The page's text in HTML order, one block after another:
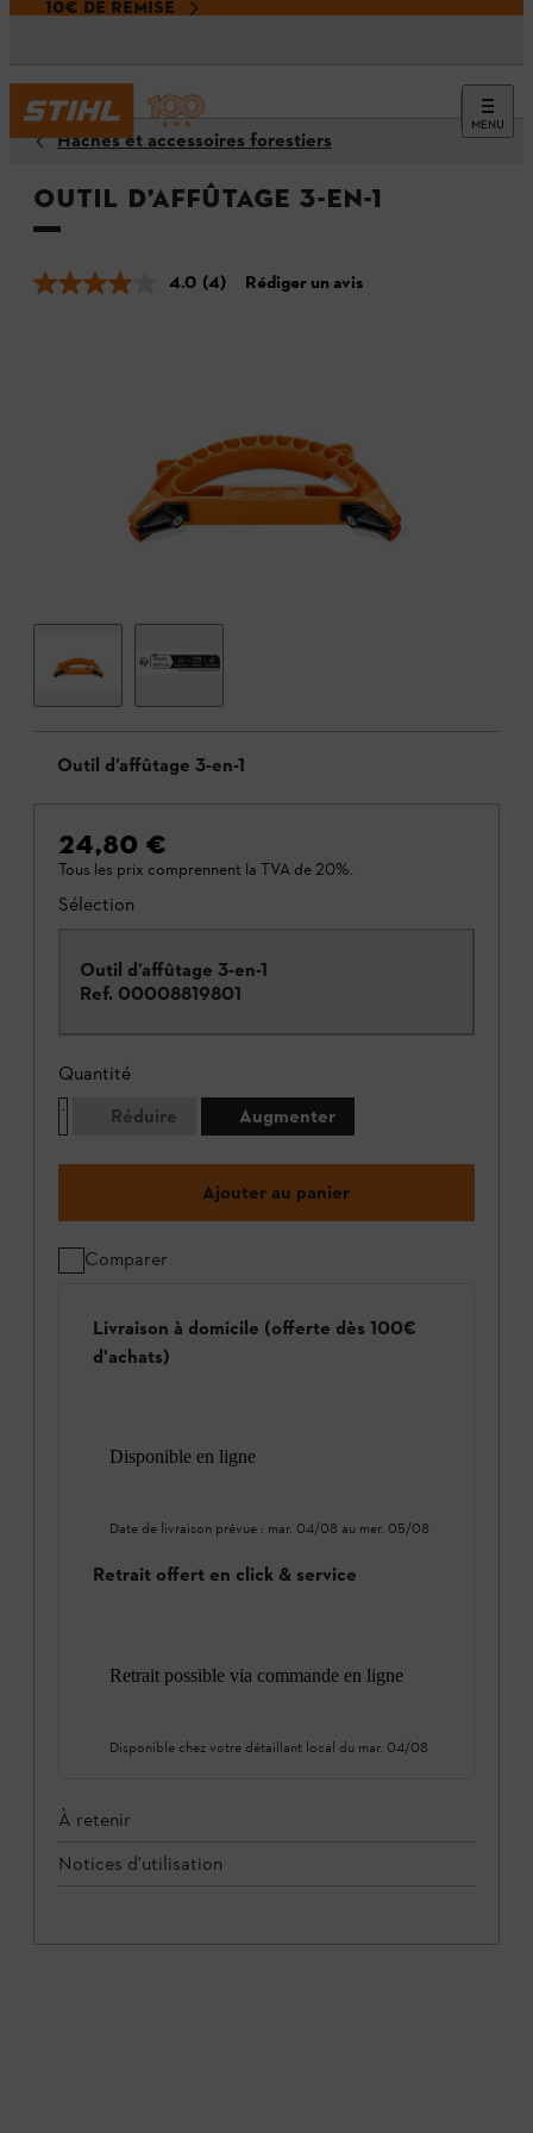
10€ DE REMISE
MENU
Haches et accessoires forestiers
Outil d’affûtage 3-en-1
4.0 (4) Rédiger un avis
Outil d’affûtage 3-en-1
24,80 €
Tous les prix comprennent la TVA de 20%.
Sélection
Outil d’affûtage 3-en-1
Ref. 00008819801
Quantité
Réduire
Augmenter
Ajouter au panier
Comparer
Livraison à domicile (offerte dès 100€
d'achats)
Disponible en ligne
Date de livraison prévue : mar. 04/08 au mer. 05/08
Retrait offert en click & service
Retrait possible via commande en ligne
Disponible chez votre détaillant local du mar. 04/08
À retenir
Notices d'utilisation